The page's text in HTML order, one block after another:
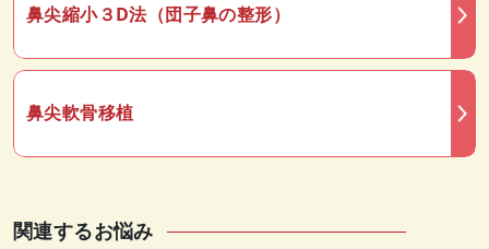
鼻尖縮小３D法（団子鼻の整形）
鼻尖軟骨移植
関連するお悩み